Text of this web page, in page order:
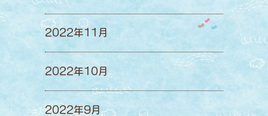
2022年11月
2022年10月
2022年9月